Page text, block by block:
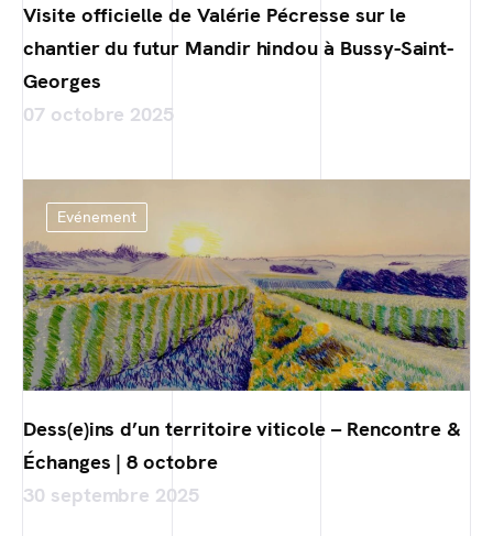
Visite officielle de Valérie Pécresse sur le
chantier du futur Mandir hindou à Bussy-Saint-
Georges
07 octobre 2025
Evénement
Dess(e)ins d’un territoire viticole – Rencontre &
Échanges | 8 octobre
30 septembre 2025